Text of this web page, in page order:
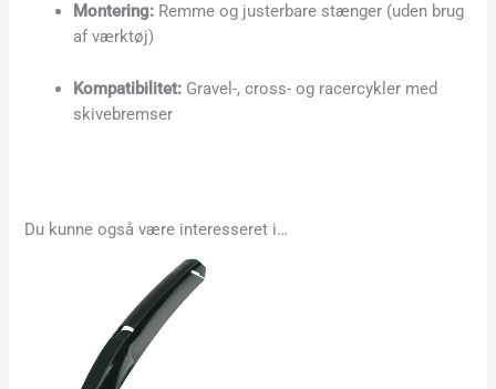
Montering: Remme og justerbare stænger (uden brug
af værktøj)
Kompatibilitet: Gravel-, cross- og racercykler med
skivebremser
Du kunne også være interesseret i…